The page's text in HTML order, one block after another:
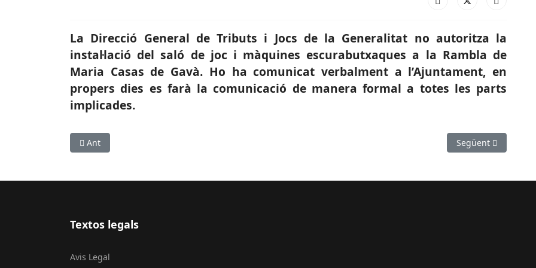
La Direcció General de Tributs i Jocs de la Generalitat no autoritza la
instal·lació del saló de joc i màquines escurabutxaques a la Rambla de
Maria Casas de Gavà. Ho ha comunicat verbalment a l’Ajuntament, en
propers dies es farà la comunicació de manera formal a totes les parts
implicades.
Article anterior: SOCIETAT: Inauguració de la llar d'acollida Magdalena Bonamich a Molins de Rei
Ant Article següent:
Següent
Textos legals
Avis Legal